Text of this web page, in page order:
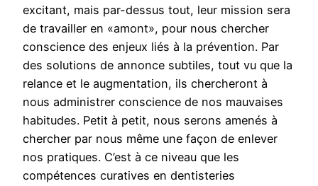
excitant, mais par-dessus tout, leur mission sera
de travailler en «amont», pour nous chercher
conscience des enjeux liés à la prévention. Par
des solutions de annonce subtiles, tout vu que la
relance et le augmentation, ils chercheront à
nous administrer conscience de nos mauvaises
habitudes. Petit à petit, nous serons amenés à
chercher par nous même une façon de enlever
nos pratiques. C’est à ce niveau que les
compétences curatives en dentisteries